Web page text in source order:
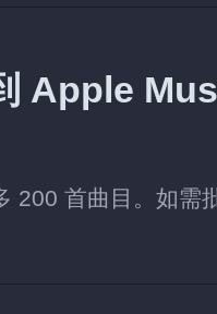
Apple
200 首曲目。如需